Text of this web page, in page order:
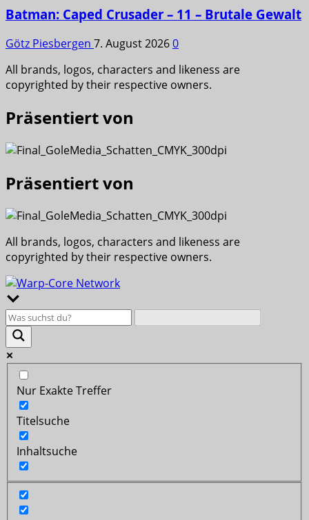
Batman: Caped Crusader – 11 – Brutale Gewalt
Götz Piesbergen 7. August 20260
All brands, logos, characters and likeness are
copyrighted by their respective owners.
Präsentiert von
Präsentiert von
All brands, logos, characters and likeness are
copyrighted by their respective owners.
Nur Exakte Treffer
Titelsuche
Inhaltsuche